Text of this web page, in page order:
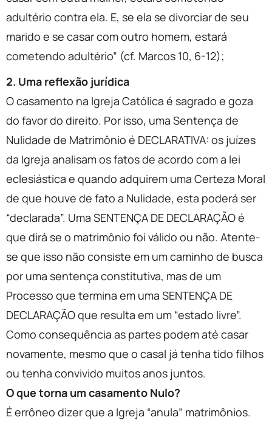
adultério contra ela. E, se ela se divorciar de seu
marido e se casar com outro homem, estará
cometendo adultério” (cf. Marcos 10, 6-12);
2. Uma reflexão jurídica
O casamento na Igreja Católica é sagrado e goza
do favor do direito. Por isso, uma Sentença de
Nulidade de Matrimônio é DECLARATIVA: os juízes
da Igreja analisam os fatos de acordo com a lei
eclesiástica e quando adquirem uma Certeza Moral
de que houve de fato a Nulidade, esta poderá ser
“declarada”. Uma SENTENÇA DE DECLARAÇÃO é
que dirá se o matrimônio foi válido ou não. Atente-
se que isso não consiste em um caminho de busca
por uma sentença constitutiva, mas de um
Processo que termina em uma SENTENÇA DE
DECLARAÇÃO que resulta em um “estado livre”.
Como consequência as partes podem até casar
novamente, mesmo que o casal já tenha tido filhos
ou tenha convivido muitos anos juntos.
O que torna um casamento Nulo?
É errôneo dizer que a Igreja “anula” matrimônios.